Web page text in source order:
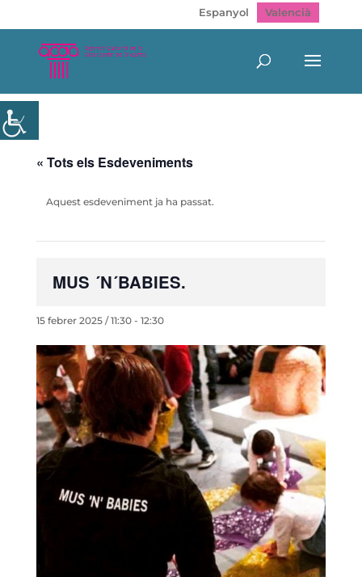
Espanyol Valencià
« Tots els Esdeveniments
Aquest esdeveniment ja ha passat.
MUS ´N´BABIES.
15 febrer 2025 / 11:30- 12:30